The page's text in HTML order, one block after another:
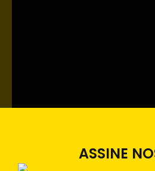
ASSINE